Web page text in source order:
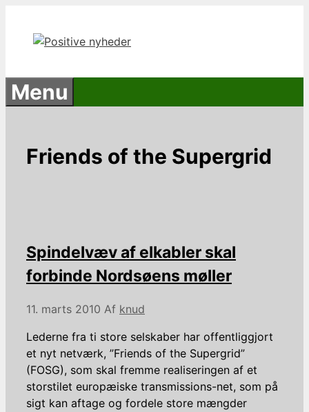
indhold
Menu
Friends of the Supergrid
Spindelvæv af elkabler skal
forbinde Nordsøens møller
11. marts 2010 Af knud
Lederne fra ti store selskaber har offentliggjort
et nyt netværk, ”Friends of the Supergrid”
(FOSG), som skal fremme realiseringen af et
storstilet europæiske transmissions-net, som på
sigt kan aftage og fordele store mængder